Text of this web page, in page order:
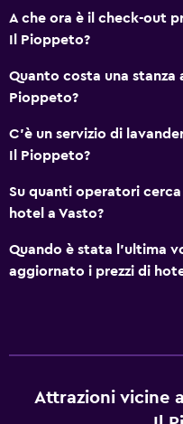
A che ora è il check-out
Il Pioppeto?
Quanto costa una stanza
Pioppeto?
C'è un servizio di
Il Pioppeto?
Su quanti operatori
hotel a Vasto?
Quando è stata l'ultima
aggiornato i prezzi di
Attrazioni vicine